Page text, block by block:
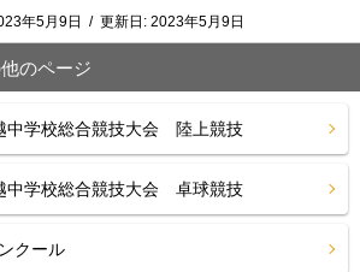
年5月9日 / 更新日: 2023年5月9日
のページ
中学校総合競技大会 陸上競技
中学校総合競技大会 卓球競技
クール